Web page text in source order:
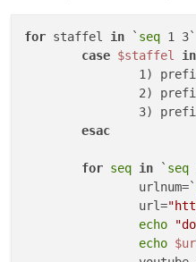
for staffel in ` seq 1
case $staffel
in
1)
2)
3)
esac
for seq in ` seq
                urlnum=`
                url=
echo
echo